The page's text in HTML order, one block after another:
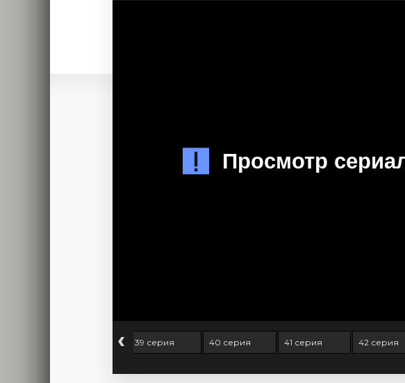
‹ 39 серия 40 серия 41 серия 42 серия